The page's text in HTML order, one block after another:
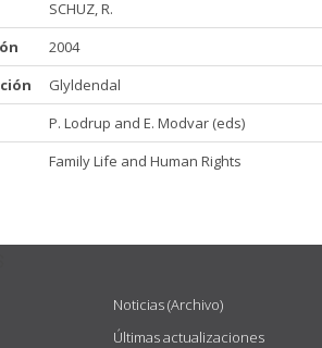
SCHUZ, R.
2004
Glyldendal
P. Lodrup and E. Modvar (eds)
Family Life and Human Rights
Noticias (Archivo)
Últimas actualizaciones